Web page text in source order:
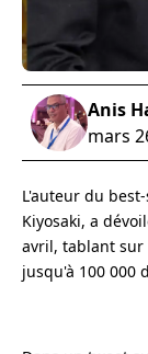
Anis
mars
L'auteur du
Kiyosaki, a
avril, tablant sur
jusqu'à 100 000